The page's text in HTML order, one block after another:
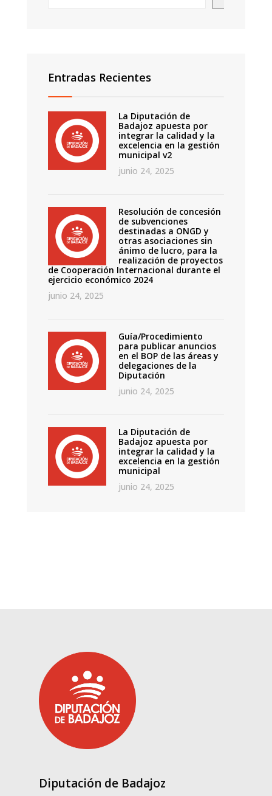
Entradas Recientes
La Diputación de
Badajoz apuesta por
integrar la calidad y la
excelencia en la gestión
municipal v2
junio 24, 2025
Resolución de concesión
de subvenciones
destinadas a ONGD y
otras asociaciones sin
ánimo de lucro, para la
realización de proyectos
de Cooperación Internacional durante el
ejercicio económico 2024
junio 24, 2025
Guía/Procedimiento
para publicar anuncios
en el BOP de las áreas y
delegaciones de la
Diputación
junio 24, 2025
La Diputación de
Badajoz apuesta por
integrar la calidad y la
excelencia en la gestión
municipal
junio 24, 2025
Diputación de Badajoz